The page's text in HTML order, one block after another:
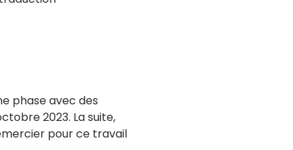
phase avec des
2023. La suite,
pour ce travail